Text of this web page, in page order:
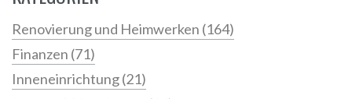
Renovierung und Heimwerken (164)
Finanzen (71)
Inneneinrichtung(21)